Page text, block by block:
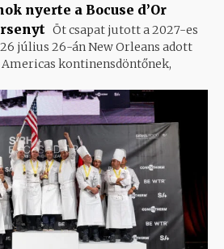
nyerte a Bocuse d’Or
Öt csapat jutott a 2027-es
július 26-án New Orleans adott
kontinensdöntőnek,